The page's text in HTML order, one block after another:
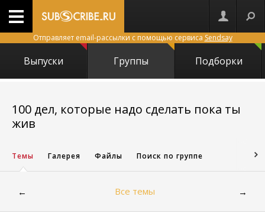
Отправляет email-рассылки с помощью сервиса Sendsay
Выпуски Группы Подборки
100 дел, которые надо сделать пока ты
жив 1756
Темы Галерея Файлы Поиск по группе
← Все темы →